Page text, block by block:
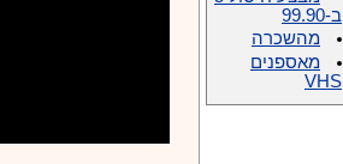
ב-99.90
מהשכרה
מאספנים
VHS